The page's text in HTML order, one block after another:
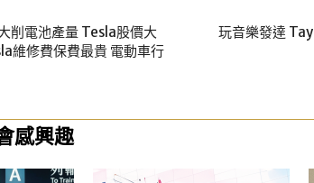
削電池產量 Tesla股價大
維修費保費最貴 電動車行
玩音樂發達
感興趣